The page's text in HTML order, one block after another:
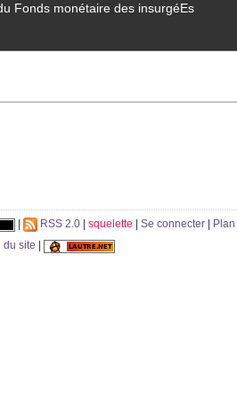
Fonds monétaire des insurgéEs
RSS 2.0 squelette Se connecter
Plan
du site